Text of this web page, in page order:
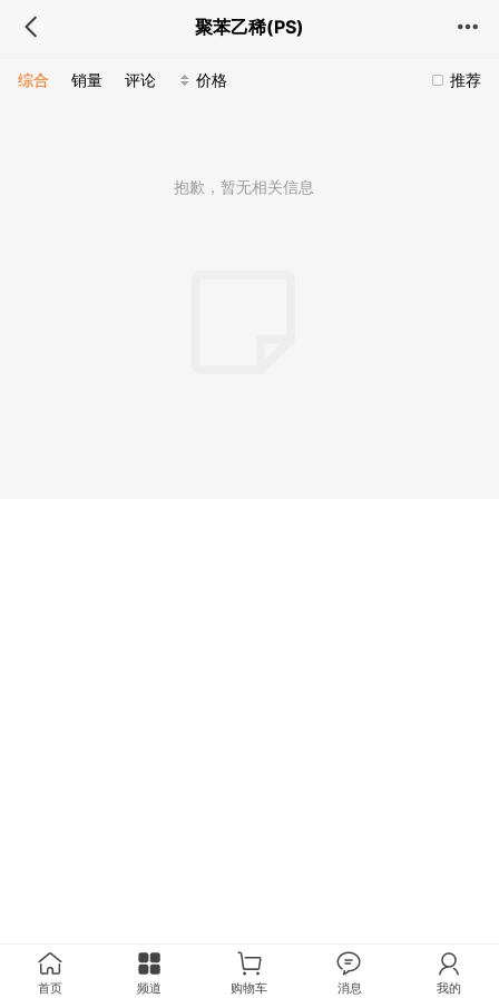
聚苯乙稀(PS)
推荐
综合 销量 评论 价格
抱歉，暂无相关信息
首页 频道 购物车 消息 我的